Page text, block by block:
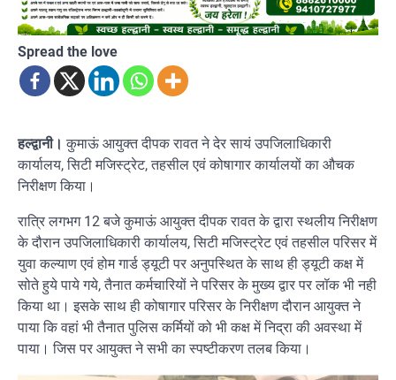
Spread the love
हल्द्वानी। कुमाऊं आयुक्त दीपक रावत ने देर सायं उपजिलाधिकारी
कार्यालय, सिटी मजिस्ट्रेट, तहसील एवं कोषागार कार्यालयों का औचक
निरीक्षण किया।
रात्रि लगभग 12 बजे कुमाऊं आयुक्त दीपक रावत के द्वारा स्थलीय निरीक्षण
के दौरान उपजिलाधिकारी कार्यालय, सिटी मजिस्ट्रेट एवं तहसील परिसर में
युवा कल्याण एवं होम गार्ड ड्यूटी पर अनुपस्थित के साथ ही ड्यूटी कक्ष में
सोते हुये पाये गये, तैनात कर्मचारियों ने परिसर के मुख्य द्वार पर लॉक भी नही
किया था। इसके साथ ही कोषागार परिसर के निरीक्षण दौरान आयुक्त ने
पाया कि वहां भी तैनात पुलिस कर्मियों को भी कक्ष में निद्रा की अवस्था में
पाया। जिस पर आयुक्त ने सभी का स्पष्टीकरण तलब किया।